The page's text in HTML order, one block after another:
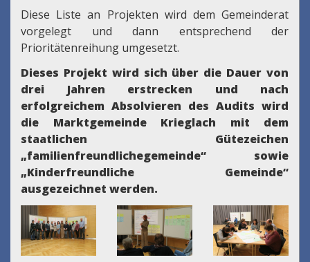
Diese Liste an Projekten wird dem Gemeinderat
vorgelegt und dann entsprechend der
Prioritätenreihung umgesetzt.
Dieses Projekt wird sich über die Dauer von
drei Jahren erstrecken und nach
erfolgreichem Absolvieren des Audits wird
die Marktgemeinde Krieglach mit dem
staatlichen Gütezeichen
„familienfreundlichegemeinde“ sowie
„Kinderfreundliche Gemeinde“
ausgezeichnet werden.